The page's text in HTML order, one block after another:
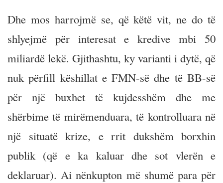
Dhe mos harrojmë se, që këtë vit, ne do të
shlyejmë për interesat e kredive mbi 50
miliardë lekë. Gjithashtu, ky varianti i dytë, që
nuk përfill këshillat e FMN-së dhe të BB-së
për një buxhet të kujdesshëm dhe me
shërbime të mirëmenduara, të kontrolluara në
një situatë krize, e rrit dukshëm borxhin
publik (që e ka kaluar dhe sot vlerën e
deklaruar). Ai nënkupton më shumë para për